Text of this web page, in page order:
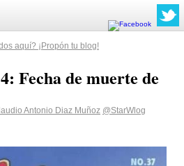
aquí? ¡Propón tu blog!
Fecha de muerte de
Antonio Diaz Muñoz @StarWlog